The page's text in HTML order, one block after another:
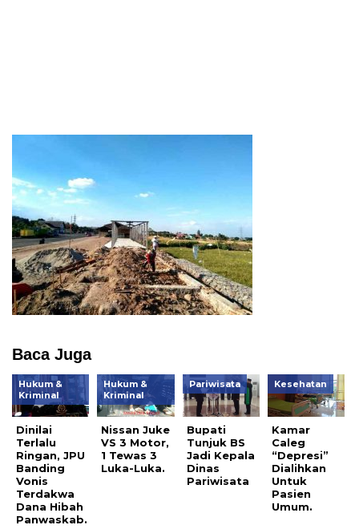
Baca Juga
Hukum &
Kriminal
Dinilai
Terlalu
Ringan, JPU
Banding
Vonis
Terdakwa
Dana Hibah
Panwaskab.
Hukum &
Kriminal
Nissan Juke
VS 3 Motor,
1 Tewas 3
Luka-Luka.
Pariwisata
Bupati
Tunjuk BS
Jadi Kepala
Dinas
Pariwisata
Kesehatan
Kamar
Caleg
“Depresi”
Dialihkan
Untuk
Pasien
Umum.